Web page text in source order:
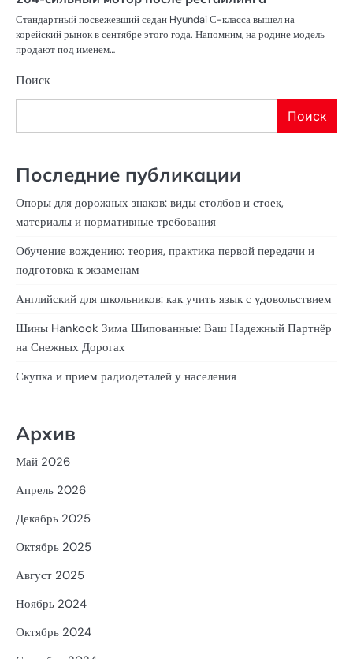
Стандартный посвежевший седан Hyundai С-класса вышел на
корейский рынок в сентябре этого года. Напомним, на родине модель
продают под именем…
Поиск
Поиск
Последние публикации
Опоры для дорожных знаков: виды столбов и стоек,
материалы и нормативные требования
Обучение вождению: теория, практика первой передачи и
подготовка к экзаменам
Английский для школьников: как учить язык с удовольствием
Шины Hankook Зима Шипованные: Ваш Надежный Партнёр
на Снежных Дорогах
Скупка и прием радиодеталей у населения
Архив
Май 2026
Апрель 2026
Декабрь 2025
Октябрь 2025
Август 2025
Ноябрь 2024
Октябрь 2024